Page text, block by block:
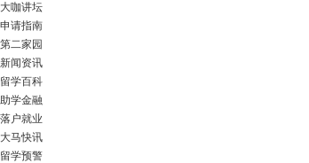
大咖讲坛
申请指南
第二家园
新闻资讯
留学百科
助学金融
落户就业
大马快讯
留学预警